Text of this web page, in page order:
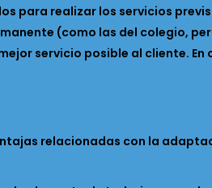
para realizar los servicios
(como las del colegio,
servicio posible al cliente. En
relacionadas con la